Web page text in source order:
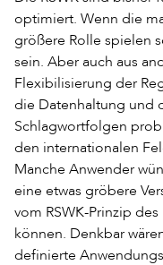
optimiert. Wenn die
größere Rolle spielen
sein. Aber auch aus
Flexibilisierung der
die Datenhaltung und
Schlagwortfolgen
den internationalen
Manche Anwender
eine etwas gröbere
vom RSWK-Prinzip
können. Denkbar
definierte